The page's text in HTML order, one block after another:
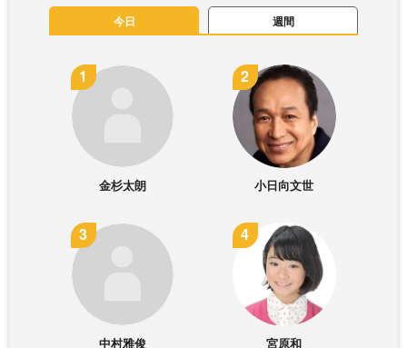
今日 週間
金杉太朗 小日向文世
中村雅俊 宮原和